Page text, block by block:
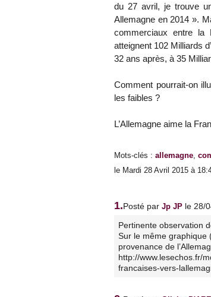
du 27 avril, je trouve
Allemagne en 2014 ».
commerciaux entre la
atteignent 102 Milliards
32 ans après, à 35
Comment pourrait-on
les faibles ?
L’Allemagne aime la
Mots-clés : allemagne,
le Mardi 28 Avril 2015 à
1.Posté par Jp JP le 28/
Pertinente observation
Sur le même graphique
provenance de
http://www.lesechos.fr/
francaises-vers-